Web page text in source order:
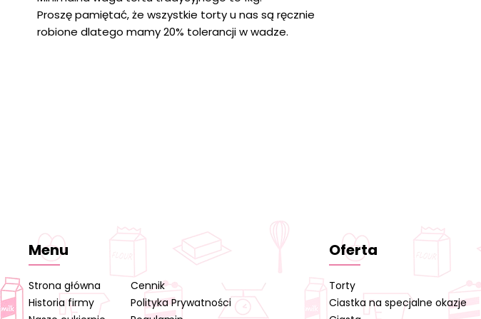
Proszę pamiętać, że wszystkie torty u nas są ręcznie
robione dlatego mamy 20% tolerancji w wadze.
Menu
Strona główna
Historia firmy
Cennik
Polityka Prywatności
Oferta
Torty
Ciastka na specjalne okazje